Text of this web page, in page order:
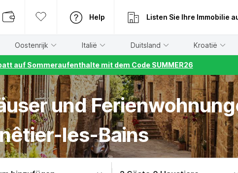
Help Listen Sie Ihre Immobilie
Oostenrijk Italië Duitsland Kroatië
auf Sommeraufenthalte mit dem Code SUMMER26
und
les-Bains